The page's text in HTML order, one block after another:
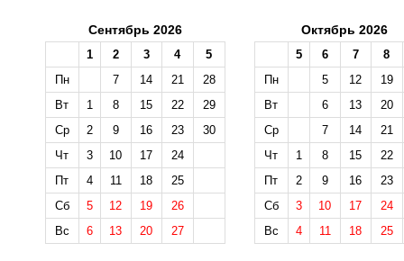
Сентябрь 2026
1 2 3 4
5
Пн
7 14 21
28
Вт
1 8 15 22
29
Ср
2 9 16 23
30
Чт
3 10 17
24
Пт
4 11 18
25
Сб
5 12 19
26
Вс
6 13 20 27
Октябрь 2026
5 6 7
8
Пн
5 12
19
Вт
6 13
20
Ср
7 14
21
Чт
1 8 15
22
Пт
2 9 16
23
Сб
3 10 17
24
Вс
4 11 18 25